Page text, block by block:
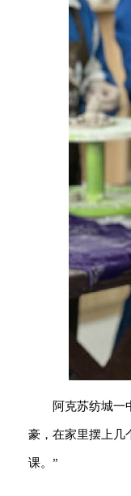
阿克苏纺城一
豪，在家里摆上几
课。”